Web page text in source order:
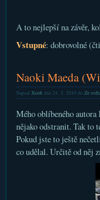
A to nejlepší na závěr,
Vstupné: dobrovolné
Naoki Maeda
Napsal Xsoftdne 24. 5. 2010 do Ze
Mého oblíbeného
nějako odstranit. Tak to
Pokud jste to ještě
co udělal. Určitě od něj